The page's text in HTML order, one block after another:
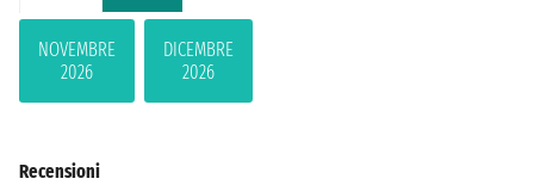
NOVEMBRE
2026
DICEMBRE
2026
Recensioni